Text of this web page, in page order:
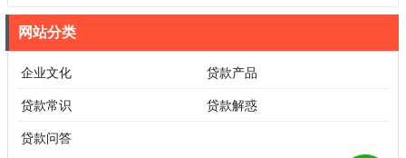
网站分类
企业文化 贷款产品
贷款常识 贷款解惑
贷款问答